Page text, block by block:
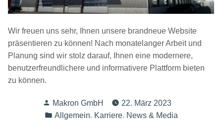
Wir freuen uns sehr, Ihnen unsere brandneue Website
präsentieren zu können! Nach monatelanger Arbeit und
Planung sind wir stolz darauf, Ihnen eine modernere,
benutzerfreundlichere und informativere Plattform bieten
zu können.
Makron GmbH
22. März 2023
Allgemein
Karriere, News & Media